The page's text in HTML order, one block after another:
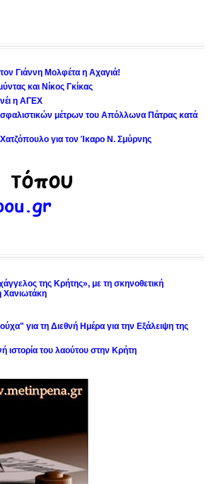
Γιάννη Μολφέτα η Αχαγιά!
και Νίκος Γκίκας
η ΑΓΕΧ
μέτρων του Απόλλωνα Πάτρας κατά
για τον Ίκαρο Ν. Σμύρνης
της Κρήτης», με τη σκηνοθετική
Χανιωτάκη
για τη Διεθνή Ημέρα για την Εξάλειψη της
ιστορία του λαούτου στην Κρήτη